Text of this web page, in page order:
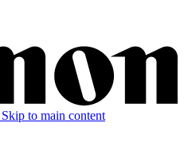
Skip to main content